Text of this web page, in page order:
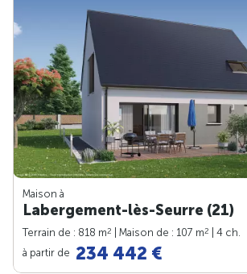
Maison à
Labergement-lès-Seurre (21)
Terrain de : 818 m2 | Maison de : 107 m2
| 4 ch.
à partir de 234 442 €